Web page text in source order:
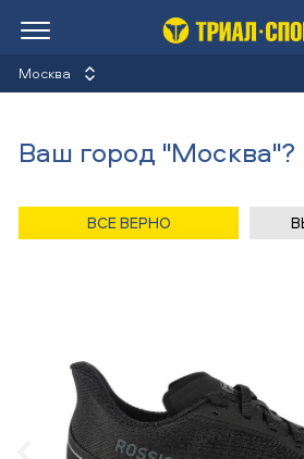
Москва
Кроссовки Rossignol
Ваш город "Москва"?
ВСЕ ВЕРНО